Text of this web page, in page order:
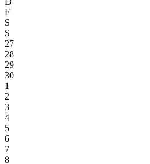
F
S
S
27
28
29
30
1
2
3
4
5
6
7
8